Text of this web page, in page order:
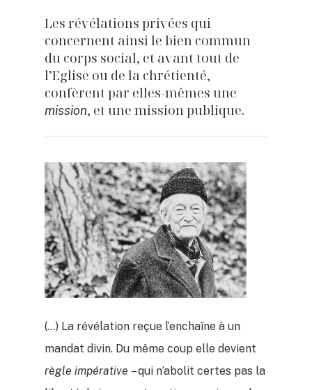
Les révélations privées qui
concernent ainsi le bien commun
du corps social, et avant tout de
l’Eglise ou de la chrétienté,
confèrent par elles-mêmes une
mission, et une mission publique.
(…) La révélation reçue l’enchaîne à un
mandat divin. Du même coup elle devient
règle impérative – qui n’abolit certes pas la